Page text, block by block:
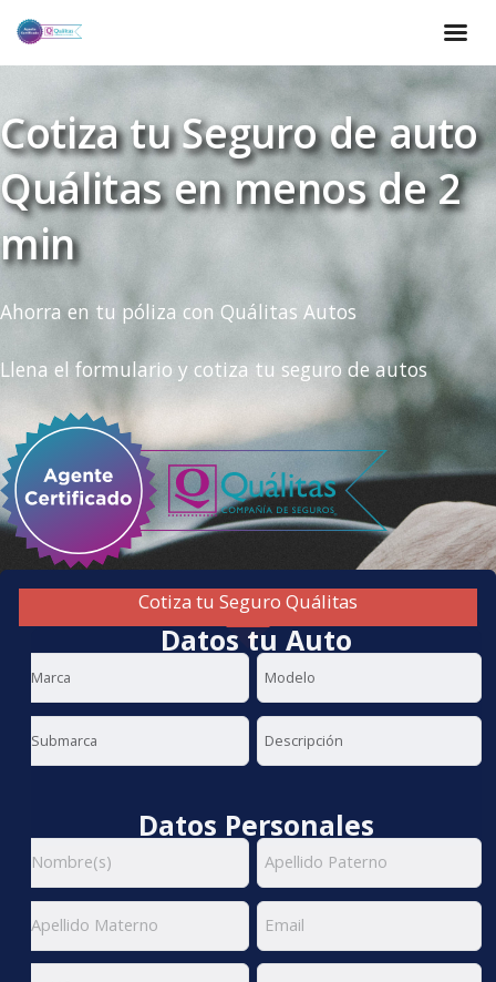
Cotiza tu Seguro de auto
Quálitas en menos de 2
min
Ahorra en tu póliza con Quálitas Autos
Llena el formulario y cotiza tu seguro de autos
Cotiza tu Seguro Quálitas
Datos tu Auto
Datos Personales